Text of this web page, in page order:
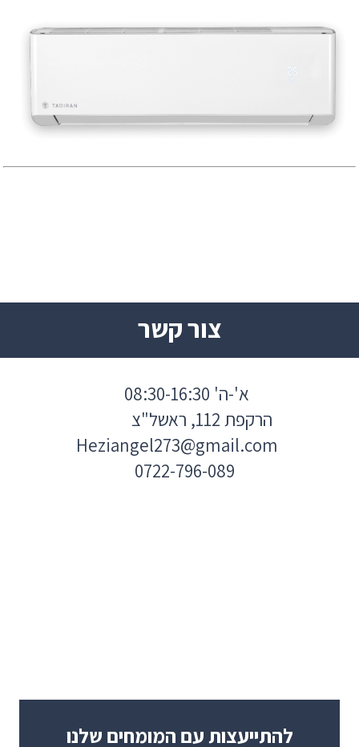
להתייעצות עם המומחים שלנו
0722-796-089
Heziangel273@gmail.com
הרקפת 112, ראשל"צ
א'-ה' 08:30-16:30
צור קשר